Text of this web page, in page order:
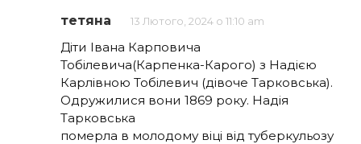
тетяна 13 Лютого, 2024 о 11:10 am
Діти Івана Карповича
Тобілевича(Карпенка-Карого) з Надією
Карлівною Тобілевич (дівоче Тарковська).
Одружилися вони 1869 року. Надія
Тарковська
померла в молодому віці від туберкульозу